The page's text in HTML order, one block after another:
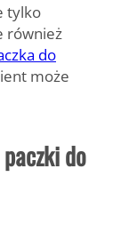
tylko
również
do
może
do